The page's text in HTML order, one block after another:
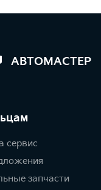
АВТОМАСТЕР
сервис
запчасти